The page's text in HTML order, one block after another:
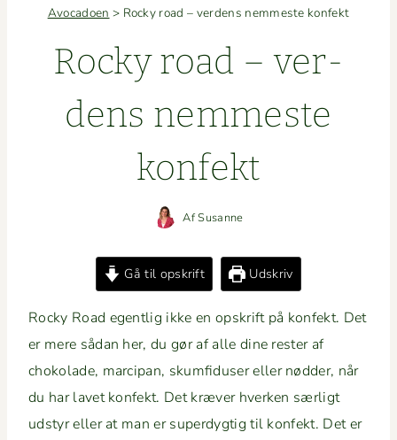
Avocadoen > Rocky road – verdens nemmeste konfekt
Rocky road – ver­
dens nemmeste
konfekt
AfSusanne
Gå til opskrift Udskriv
Rocky Road egentlig ikke en opskrift på kon­fekt. Det
er mere sådan her, du gør af alle dine rester af
choko­lade, mar­ci­pan, skum­fiduser eller nød­der, når
du har lavet kon­fekt. Det kræver hverken særligt
udstyr eller at man er superdygtig til kon­fekt. Det er